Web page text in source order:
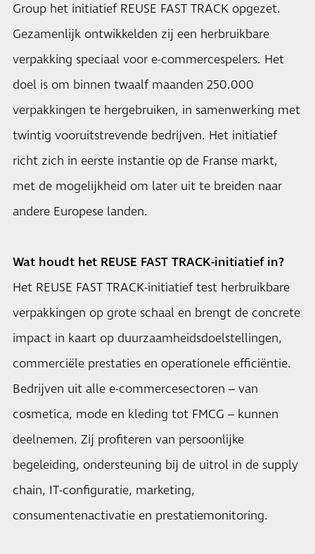
Group het initiatief REUSE FAST TRACK opgezet.
Gezamenlijk ontwikkelden zij een herbruikbare
verpakking speciaal voor e-commercespelers. Het
doel is om binnen twaalf maanden 250.000
verpakkingen te hergebruiken, in samenwerking met
twintig vooruitstrevende bedrijven. Het initiatief
richt zich in eerste instantie op de Franse markt,
met de mogelijkheid om later uit te breiden naar
andere Europese landen.
Wat houdt het REUSE FAST TRACK-initiatief in?
Het REUSE FAST TRACK-initiatief test herbruikbare
verpakkingen op grote schaal en brengt de concrete
impact in kaart op duurzaamheidsdoelstellingen,
commerciële prestaties en operationele efficiëntie.
Bedrijven uit alle e-commercesectoren – van
cosmetica, mode en kleding tot FMCG – kunnen
deelnemen. Zij profiteren van persoonlijke
begeleiding, ondersteuning bij de uitrol in de supply
chain, IT-configuratie, marketing,
consumentenactivatie en prestatiemonitoring.